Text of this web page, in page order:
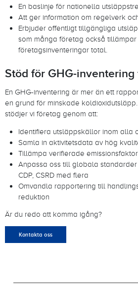
En baslinje för nationella
Att ger information om regelverk
Erbjuder offentligt tillgängliga
som många företag också
företagsinventeringar total.
Stöd för GHG-
En GHG-inventering är mer än ett
en grund för minskade
stödjer vi företag genom att:
Identifiera utsläppskällor inom alla
Samla in aktivitetsdata av hög
Tillämpa verifierade
Anpassa oss till globala standarder
CDP, CSRD med flera
Omvandla rapportering till
reduktion
Är du redo att komma igång?
Kontakta oss